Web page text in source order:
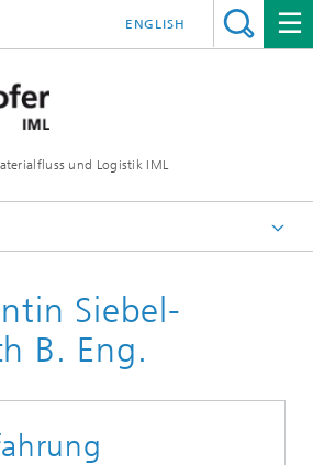
und Logistik IML
ENGLISH
Systeme
und Eingebettete Systeme
Siebel-
B. Eng.